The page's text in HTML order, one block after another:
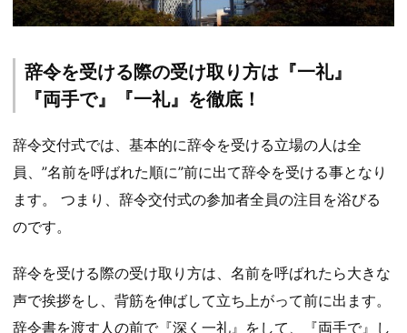
辞令を受ける際の受け取り方は『一礼』
『両手で』『一礼』を徹底！
辞令交付式では、基本的に辞令を受ける立場の人は全
員、”名前を呼ばれた順に”前に出て辞令を受ける事となり
ます。 つまり、辞令交付式の参加者全員の注目を浴びる
のです。
辞令を受ける際の受け取り方は、名前を呼ばれたら大きな
声で挨拶をし、背筋を伸ばして立ち上がって前に出ます。
辞令書を渡す人の前で『深く一礼』をして、『両手で』し